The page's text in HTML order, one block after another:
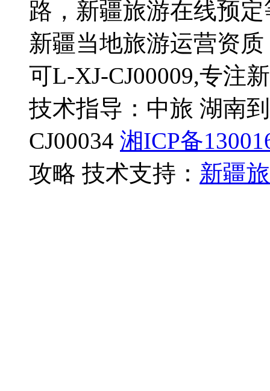
路，新疆旅游在线预
新疆当地旅游运营资
可L-XJ-CJ00009,专注
技术指导：中旅 湖南
CJ00034 湘ICP备
攻略 技术支持： 新疆